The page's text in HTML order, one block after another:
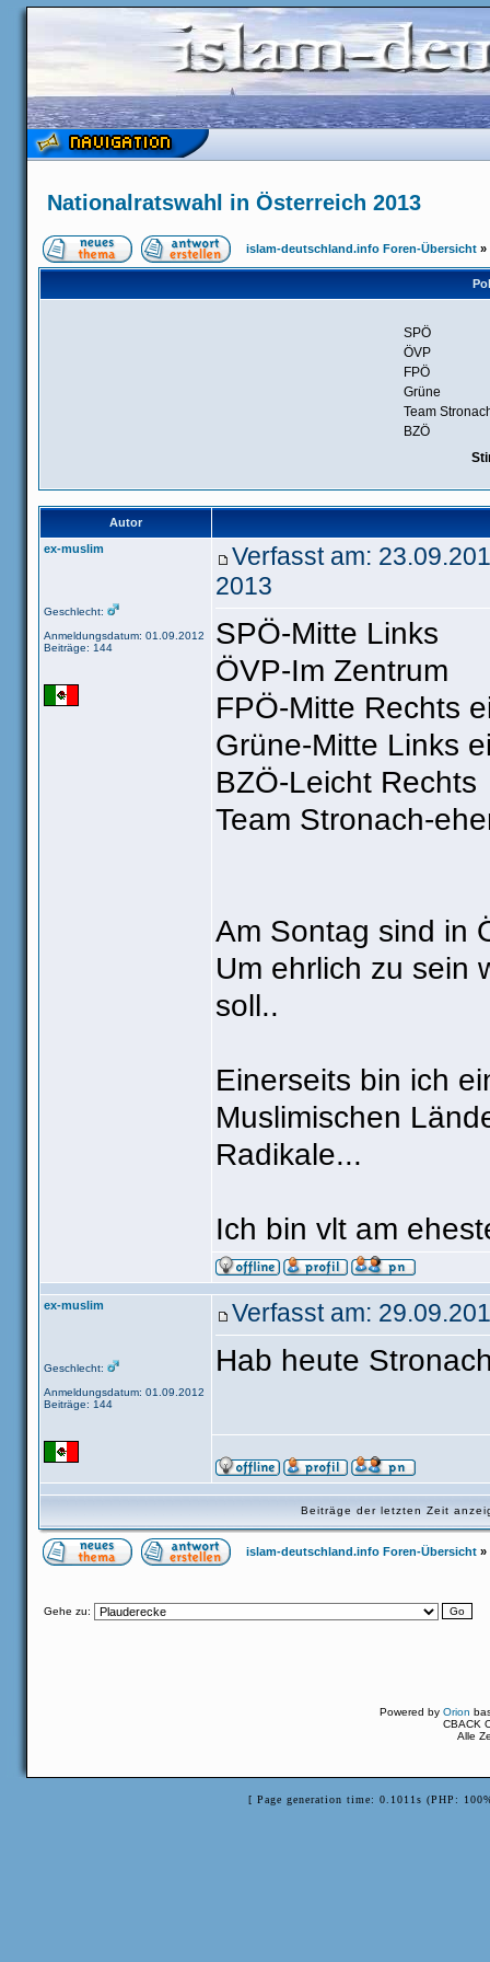
Nationalratswahl in Österreich 2013
islam-deutschland.info Foren-Übersicht »
SPÖ
ÖVP
FPÖ
Grüne
Team
BZÖ
Autor
ex-muslim
Geschlecht:
Anmeldungsdatum: 01.09.2012
Beiträge: 144
Verfasst am:
2013
SPÖ-Mitte Links
ÖVP-Im Zentrum
FPÖ-Mitte Rechts
Grüne-Mitte Links
BZÖ-Leicht Rechts
Team Stronach-
Am Sontag sind in
Um ehrlich zu sein
soll..
Einerseits bin ich
Muslimischen
Radikale...
Ich bin vlt am
ex-muslim
Geschlecht:
Anmeldungsdatum: 01.09.2012
Beiträge: 144
Verfasst am:
Hab heute
Beiträge der letzten Zeit
islam-deutschland.info Foren-Übersicht »
Gehe zu:
Powered byOrion
CBACK
Alle
[ Page generation time: 0.1011s (PHP: